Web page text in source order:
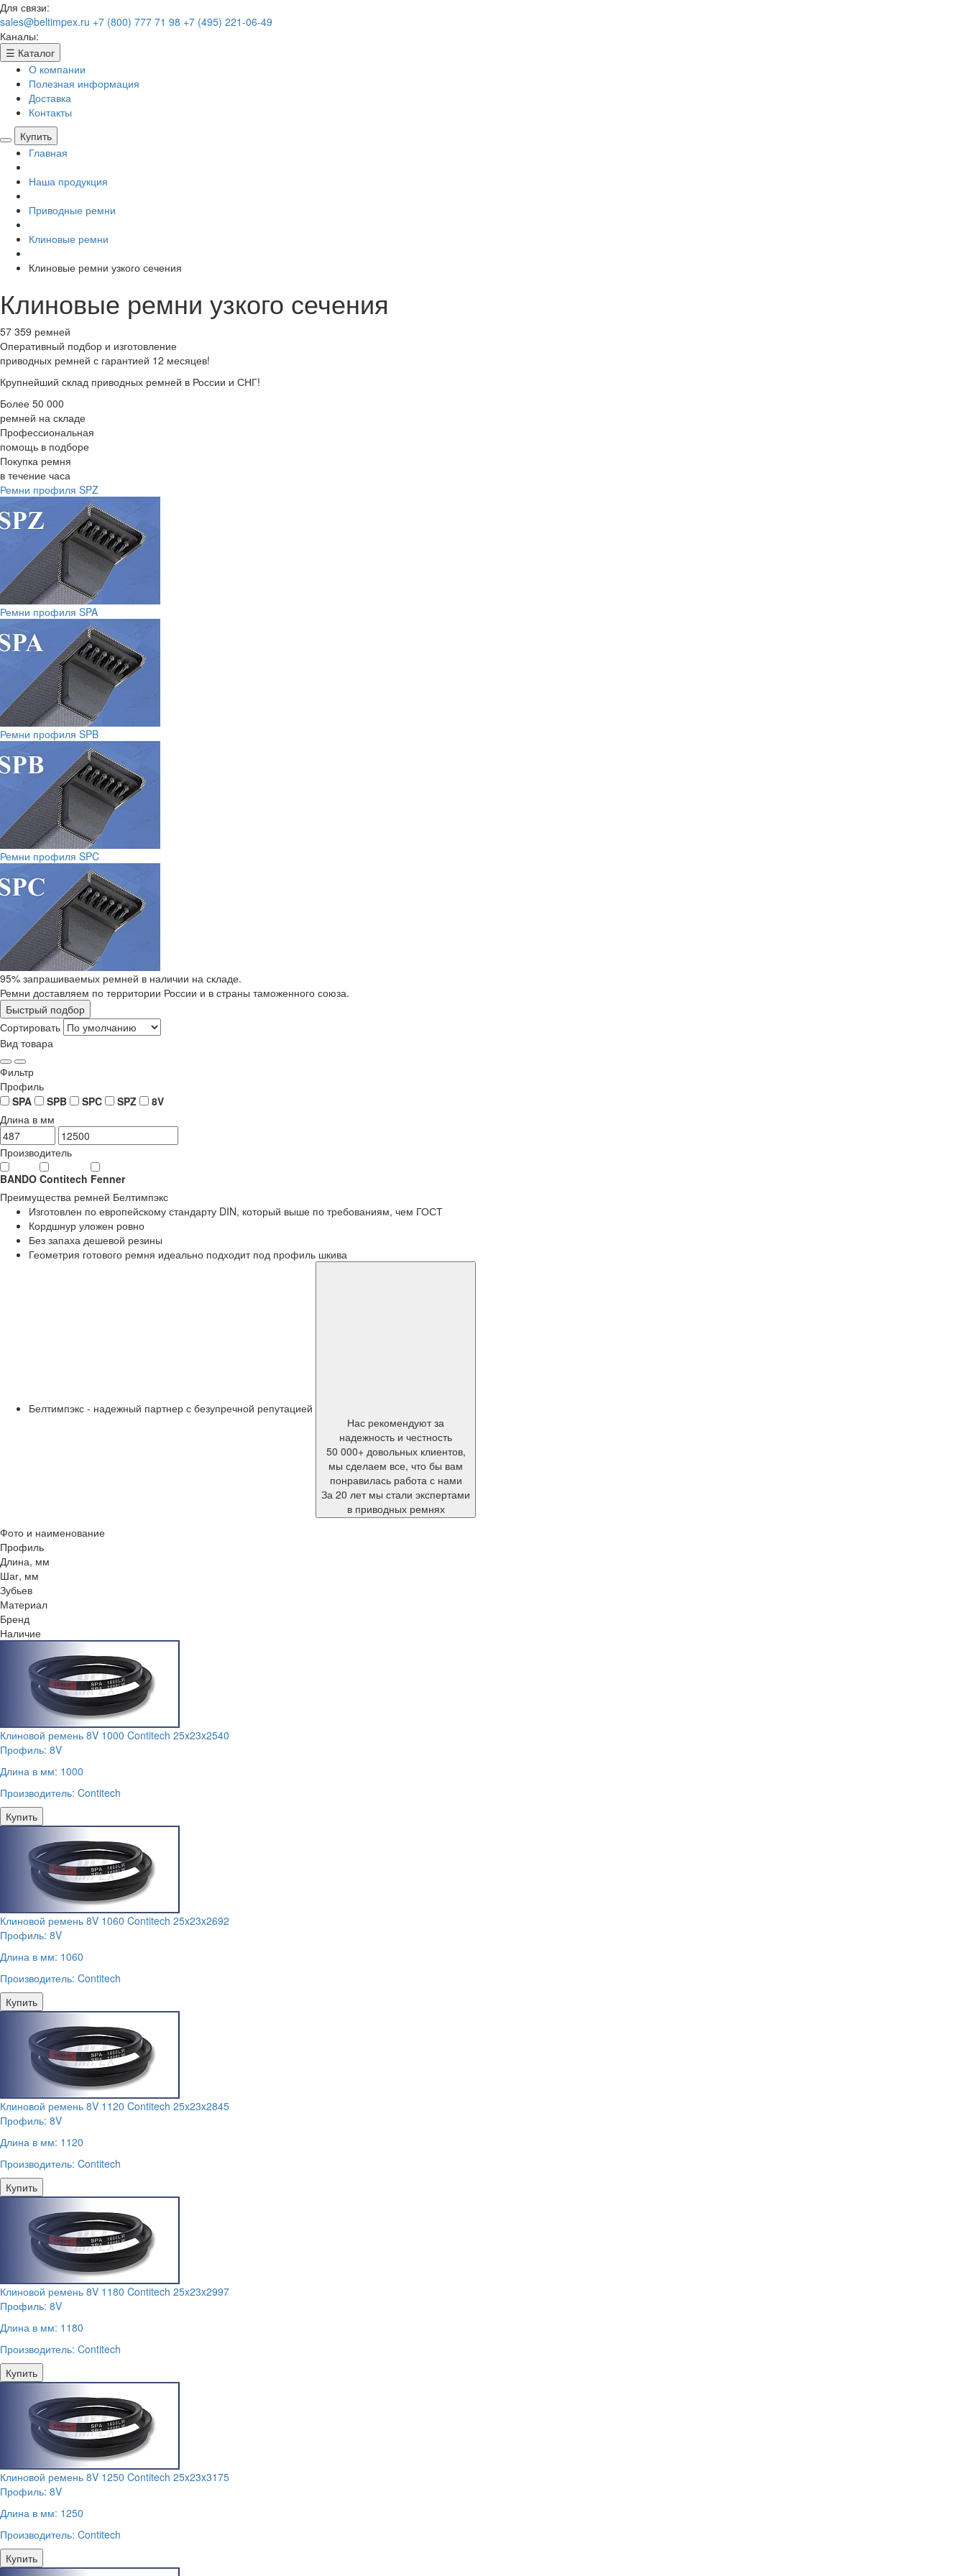
Для связи:
sales@beltimpex.ru +7 (800) 777 71 98 +7 (495) 221-06-49
Каналы:
☰ Каталог
О компании
Полезная информация
Доставка
Контакты
Купить
Главная
Наша продукция
Приводные ремни
Клиновые ремни
Клиновые ремни узкого сечения
Клиновые ремни узкого сечения
57 359 ремней
Оперативный подбор и изготовление
приводных ремней с гарантией 12 месяцев!
Крупнейший склад приводных ремней в России и СНГ!
Более 50 000
ремней на складе
Профессиональная
помощь в подборе
Покупка ремня
в течение часа
Ремни профиля SPZ
Ремни профиля SPA
Ремни профиля SPB
Ремни профиля SPC
95% запрашиваемых ремней в наличии на складе.
Ремни доставляем по территории России и в страны таможенного союза.
Быстрый подбор
Сортировать
Вид товара
Фильтр
Профиль
SPA
SPB SPC SPZ
8V
Длина в мм
Производитель
BANDO Contitech Fenner
Преимущества ремней Белтимпэкс
Изготовлен по европейскому стандарту DIN, который выше по требованиям, чем ГОСТ
Кордшнур уложен ровно
Без запаха дешевой резины
Геометрия готового ремня идеально подходит под профиль шкива
Белтимпэкс - надежный партнер с безупречной репутацией
Нас рекомендуют за
надежность и честность
50 000+ довольных клиентов,
мы сделаем все, что бы вам
понравилась работа с нами
За 20 лет мы стали экспертами
в приводных ремнях
Фото и наименование
Профиль
Длина, мм
Шаг, мм
Зубьев
Материал
Бренд
Наличие
Клиновой ремень 8V 1000 Contitech 25x23x2540
Профиль: 8V
Длина в мм: 1000
Производитель: Contitech
Купить
Клиновой ремень 8V 1060 Contitech 25x23x2692
Профиль: 8V
Длина в мм: 1060
Производитель: Contitech
Купить
Клиновой ремень 8V 1120 Contitech 25x23x2845
Профиль: 8V
Длина в мм: 1120
Производитель: Contitech
Купить
Клиновой ремень 8V 1180 Contitech 25x23x2997
Профиль: 8V
Длина в мм: 1180
Производитель: Contitech
Купить
Клиновой ремень 8V 1250 Contitech 25x23x3175
Профиль: 8V
Длина в мм: 1250
Производитель: Contitech
Купить